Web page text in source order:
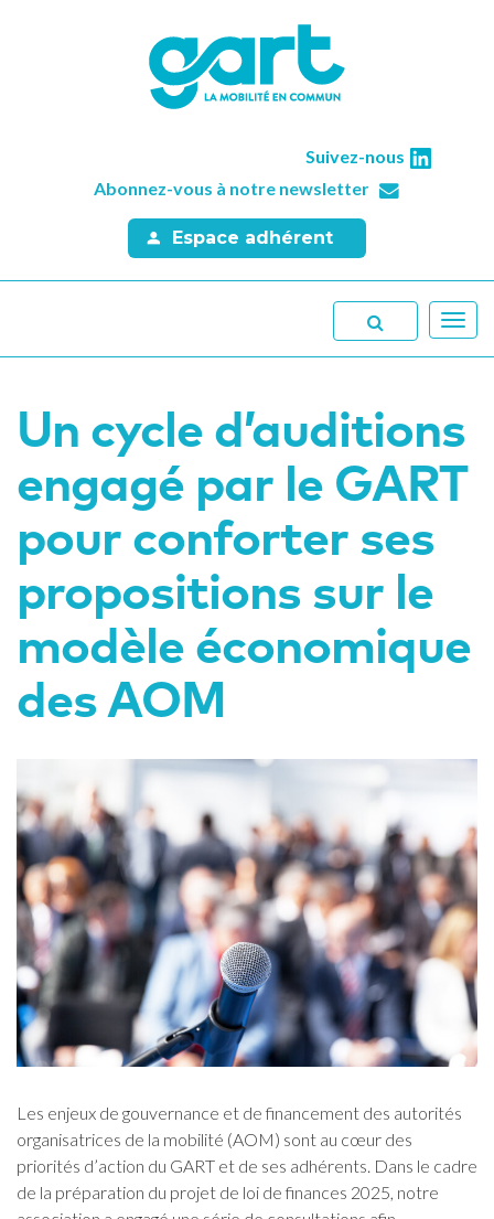
Suivez-nous
Abonnez-vous à notre newsletter
Espace adhérent
Un cycle d’auditions
engagé par le GART
pour conforter ses
propositions sur le
modèle économique
des AOM
Les enjeux de gouvernance et de financement des autorités
organisatrices de la mobilité (AOM) sont au cœur des
priorités d’action du GART et de ses adhérents. Dans le cadre
de la préparation du projet de loi de finances 2025, notre